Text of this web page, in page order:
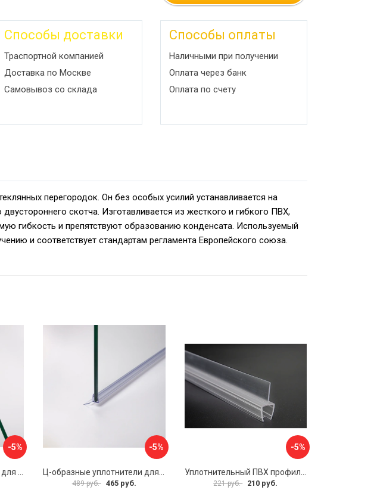
Способы доставки
Траспортной компанией
Доставка по Москве
Самовывоз со склада
Способы оплаты
Наличными при получении
Оплата через банк
Оплата по счету
перегородок. Он без особых усилий устанавливается на
скотча. Изготавливается из жесткого и гибкого ПВХ,
гибкость и препятствуют образованию конденсата. Используемый
и соответствует стандартам регламента Европейского союза.
-5% -5%
489 руб. 465 руб.
-5%
221 руб. 210 руб.